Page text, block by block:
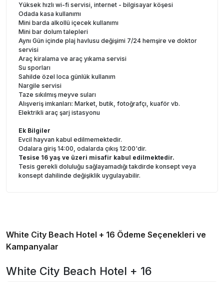
Yüksek hızlı wi-fi servisi, internet - bilgisayar köşesi
Odada kasa kullanımı
Mini barda alkollü içecek kullanımı
Mini bar dolum talepleri
Aynı Gün içinde plaj havlusu değişimi 7/24 hemşire ve doktor
servisi
Araç kiralama ve araç yıkama servisi
Su sporları
Sahilde özel loca günlük kullanım
Nargile servisi
Taze sıkılmış meyve suları
Alışveriş imkanları: Market, butik, fotoğrafçı, kuaför vb.
Elektrikli araç şarj istasyonu
Ek Bilgiler
Evcil hayvan kabul edilmemektedir.
Odalara giriş 14:00, odalarda çıkış 12:00'dir.
Tesise 16 yaş ve üzeri misafir kabul edilmektedir.
Tesis gerekli doluluğu sağlayamadığı takdirde konsept veya
konsept dahilinde değişiklik uygulayabilir.
White City Beach Hotel + 16 Ödeme Seçenekleri ve
Kampanyalar
White City Beach Hotel + 16